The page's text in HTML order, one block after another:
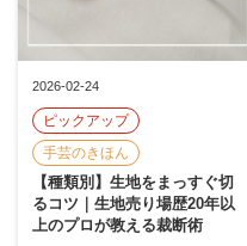
2026-02-24
ピックアップ
手芸のきほん
【種類別】生地をまっすぐ切
るコツ｜生地売り場歴20年以
上のプロが教える裁断術